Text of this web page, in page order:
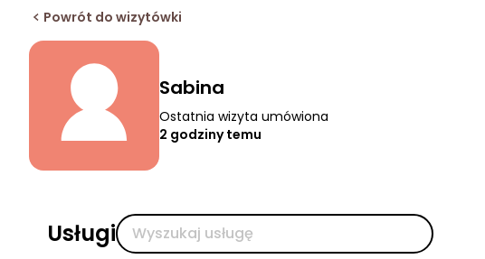
Powrót do wizytówki
Sabina
Ostatnia wizyta umówiona
2 godziny temu
Usługi